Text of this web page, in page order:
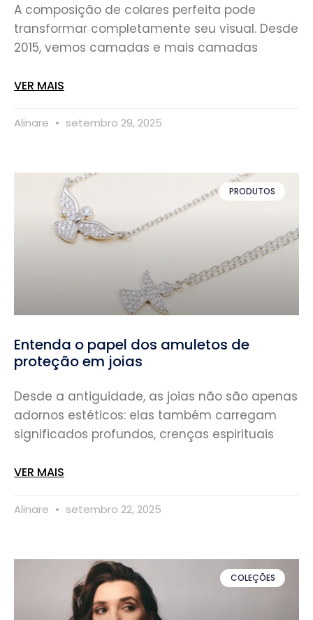
A composição de colares perfeita pode
transformar completamente seu visual. Desde
2015, vemos camadas e mais camadas
VER MAIS
Alinare setembro 29, 2025
PRODUTOS
Entenda o papel dos amuletos de
proteção em joias
Desde a antiguidade, as joias não são apenas
adornos estéticos: elas também carregam
significados profundos, crenças espirituais
VER MAIS
Alinare setembro 22, 2025
COLEÇÕES